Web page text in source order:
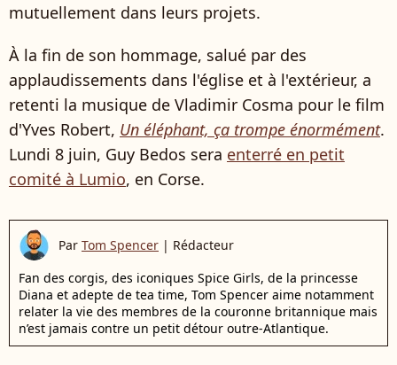
mutuellement dans leurs projets.
À la fin de son hommage, salué par des
applaudissements dans l'église et à l'extérieur, a
retenti la musique de Vladimir Cosma pour le film
d'Yves Robert, Un éléphant, ça trompe énormément.
Lundi 8 juin, Guy Bedos sera enterré en petit
comité à Lumio, en Corse.
Par Tom Spencer | Rédacteur
Fan des corgis, des iconiques Spice Girls, de la princesse
Diana et adepte de tea time, Tom Spencer aime notamment
relater la vie des membres de la couronne britannique mais
n’est jamais contre un petit détour outre-Atlantique.